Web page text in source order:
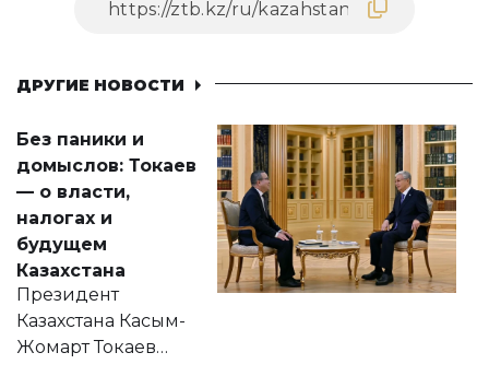
ДРУГИЕ НОВОСТИ
Без паники и
домыслов: Токаев
— о власти,
налогах и
будущем
Казахстана
Президент
Казахстана Касым-
Жомарт Токаев